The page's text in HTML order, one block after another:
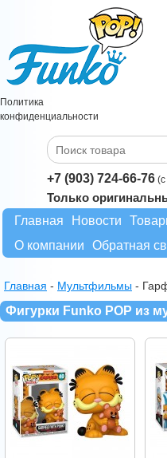
Политика
конфиденциальности
+7 (903) 724-66-76
Только
Главная
Новости
О компании
Обратная
Главная - Мультфильмы -
Фигурки Funko POP из